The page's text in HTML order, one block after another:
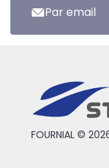
Par email
FOURNIAL ©